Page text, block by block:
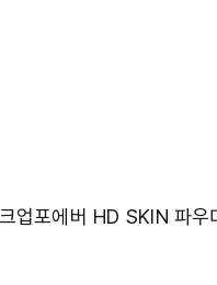
포에버 HD SKIN 파우